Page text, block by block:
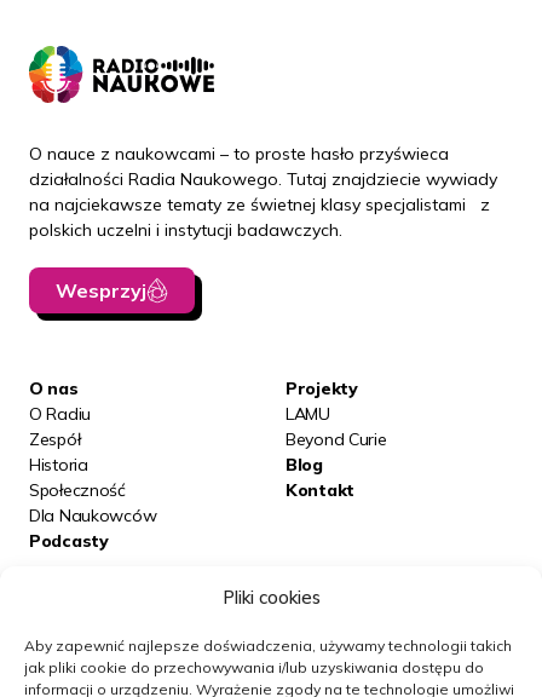
Pliki cookies
Aby zapewnić najlepsze doświadczenia, używamy technologii takich
jak pliki cookie do przechowywania i/lub uzyskiwania dostępu do
informacji o urządzeniu. Wyrażenie zgody na te technologie umożliwi
O nauce z naukowcami – to proste hasło przyświeca
działalności Radia Naukowego. Tutaj znajdziecie wywiady
na najciekawsze tematy ze świetnej klasy specjalistami z
polskich uczelni i instytucji badawczych.
Wesprzyj
O nas
O Radiu
Zespół
Historia
Społeczność
Dla Naukowców
Podcasty
Projekty
LAMU
Beyond Curie
Blog
Kontakt